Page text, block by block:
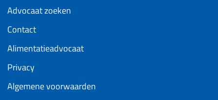
Advocaat zoeken
Contact
Alimentatieadvocaat
Privacy
Algemene voorwaarden